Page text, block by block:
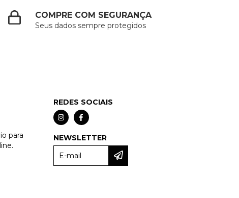
COMPRE COM SEGURANÇA
Seus dados sempre protegidos
para
REDES SOCIAIS
NEWSLETTER